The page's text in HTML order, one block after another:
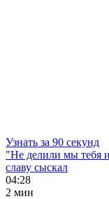
Узнать за 90 секунд
"Не делили мы тебя
славу сыскал
04:28
2 мин